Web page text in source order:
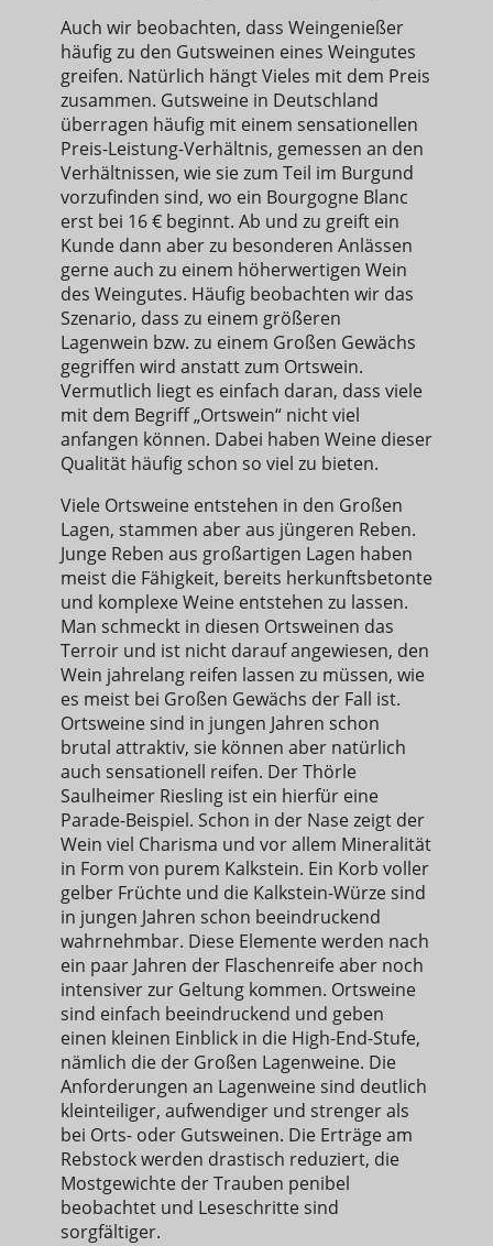
Auch wir beobachten, dass Weingenießer
häufig zu den Gutsweinen eines Weingutes
greifen. Natürlich hängt Vieles mit dem Preis
zusammen. Gutsweine in Deutschland
überragen häufig mit einem sensationellen
Preis-Leistung-Verhältnis, gemessen an den
Verhältnissen, wie sie zum Teil im Burgund
vorzufinden sind, wo ein Bourgogne Blanc
erst bei 16 € beginnt. Ab und zu greift ein
Kunde dann aber zu besonderen Anlässen
gerne auch zu einem höherwertigen Wein
des Weingutes. Häufig beobachten wir das
Szenario, dass zu einem größeren
Lagenwein bzw. zu einem Großen Gewächs
gegriffen wird anstatt zum Ortswein.
Vermutlich liegt es einfach daran, dass viele
mit dem Begriff „Ortswein“ nicht viel
anfangen können. Dabei haben Weine dieser
Qualität häufig schon so viel zu bieten.
Viele Ortsweine entstehen in den Großen
Lagen, stammen aber aus jüngeren Reben.
Junge Reben aus großartigen Lagen haben
meist die Fähigkeit, bereits herkunftsbetonte
und komplexe Weine entstehen zu lassen.
Man schmeckt in diesen Ortsweinen das
Terroir und ist nicht darauf angewiesen, den
Wein jahrelang reifen lassen zu müssen, wie
es meist bei Großen Gewächs der Fall ist.
Ortsweine sind in jungen Jahren schon
brutal attraktiv, sie können aber natürlich
auch sensationell reifen. Der Thörle
Saulheimer Riesling ist ein hierfür eine
Parade-Beispiel. Schon in der Nase zeigt der
Wein viel Charisma und vor allem Mineralität
in Form von purem Kalkstein. Ein Korb voller
gelber Früchte und die Kalkstein-Würze sind
in jungen Jahren schon beeindruckend
wahrnehmbar. Diese Elemente werden nach
ein paar Jahren der Flaschenreife aber noch
intensiver zur Geltung kommen. Ortsweine
sind einfach beeindruckend und geben
einen kleinen Einblick in die High-End-Stufe,
nämlich die der Großen Lagenweine. Die
Anforderungen an Lagenweine sind deutlich
kleinteiliger, aufwendiger und strenger als
bei Orts- oder Gutsweinen. Die Erträge am
Rebstock werden drastisch reduziert, die
Mostgewichte der Trauben penibel
beobachtet und Leseschritte sind
sorgfältiger.